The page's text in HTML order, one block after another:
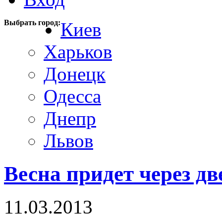
Выбрать город:Киев
Харьков
Донецк
Одесса
Днепр
Львов
Весна придет через
11.03.2013